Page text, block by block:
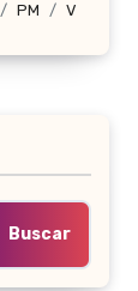
PM V
Buscar